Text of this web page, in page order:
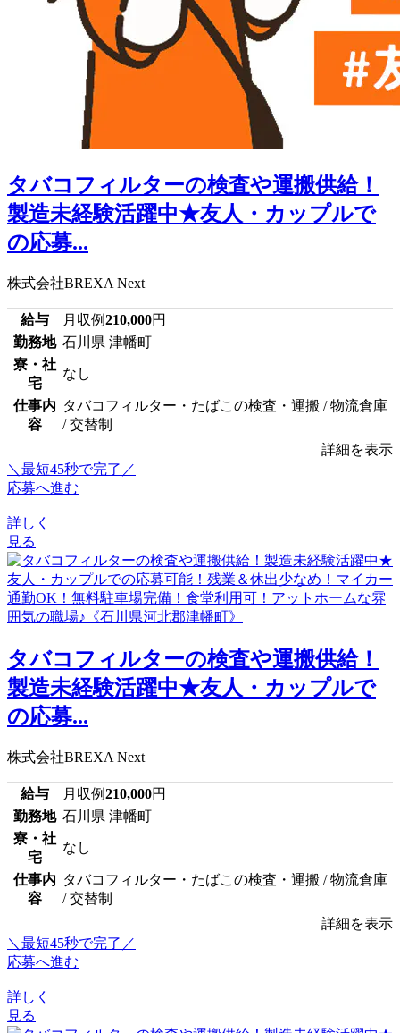
タバコフィルターの検査や運搬供給！
製造未経験活躍中★友人・カップルで
の応募...
株式会社BREXA Next
給与 月収例210,000円
勤務地 石川県 津幡町
寮・社
宅
なし
仕事内
容
タバコフィルター・たばこの検査・運搬 / 物流倉庫
/ 交替制
詳細を表示
＼最短45秒で完了／
応募へ進む
詳しく
見る
タバコフィルターの検査や運搬供給！
製造未経験活躍中★友人・カップルで
の応募...
株式会社BREXA Next
給与 月収例210,000円
勤務地 石川県 津幡町
寮・社
宅
なし
仕事内
容
タバコフィルター・たばこの検査・運搬 / 物流倉庫
/ 交替制
詳細を表示
＼最短45秒で完了／
応募へ進む
詳しく
見る